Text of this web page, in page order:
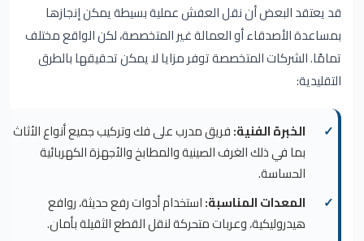
قد يعتقد البعض أن نقل العفش عملية بسيطة يمكن إنجازها
بمساعدة الأصدقاء أو العمالة غير المتخصصة، لكن الواقع مختلف
تمامًا. الشركات المتخصصة توفر مزايا لا يمكن تحقيقها بالطرق
التقليدية:
الخبرة الفنية:فريق مدرب على فك وتركيب جميع أنواع الأثاث
بما في ذلك الغرف الصينية والمطابخ والأجهزة الكهربائية
الحساسة.
المعدات المناسبة:استخدام أدوات رفع حديثة، روافع
هيدروليكية، وعربات متحركة لنقل القطع الثقيلة بأمان.